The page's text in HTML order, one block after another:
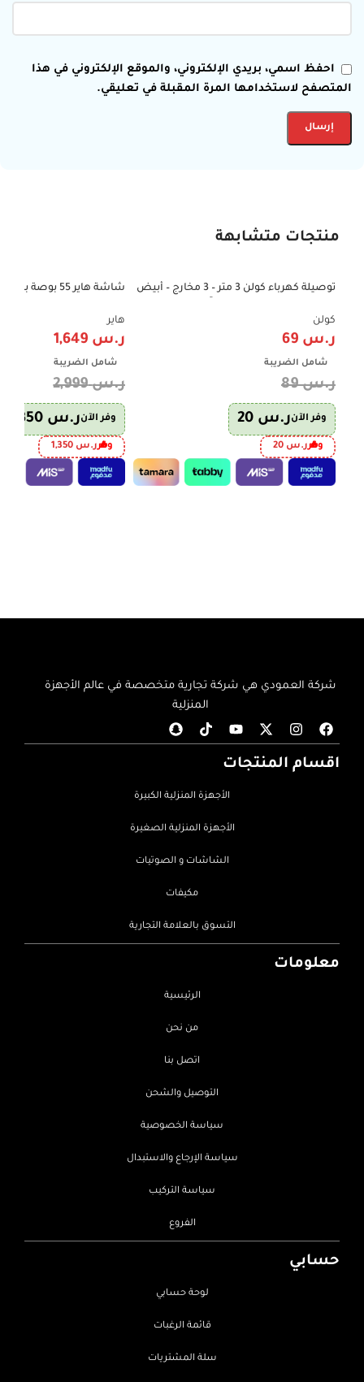
احفظ اسمي، بريدي الإلكتروني، والموقع الإلكتروني في هذا
المتصفح لاستخدامها المرة المقبلة في تعليقي.
منتجات متشابهة
-22%
توصيلة كهرباء كولن 3 متر – 3 مخارج – أبيض
وسهولة استخدام يومية
كولن
ر.س
شامل الضريبة
ر.س89
وفر الآنر.س
وفرر.س 20
-45%
موديل H55S80FUX
هاير
ر.س
شامل الضريبة
ر.س2,999
وفر الآنر.س
وفرر.س 1,350
شركة العمودي هي شركة تجارية متخصصة في عالم الأجهزة
المنزلية
اقسام المنتجات
الأجهزة المنزلية الكبيرة
الأجهزة المنزلية الصغيرة
الشاشات و الصوتيات
مكيفات
التسوق بالعلامة التجارية
معلومات
الرئيسية
من نحن
اتصل بنا
التوصيل والشحن
سياسة الخصوصية
سياسة الإرجاع والاستبدال
سياسة التركيب
الفروع
حسابي
لوحة حسابي
قائمة الرغبات
سلة المشتريات